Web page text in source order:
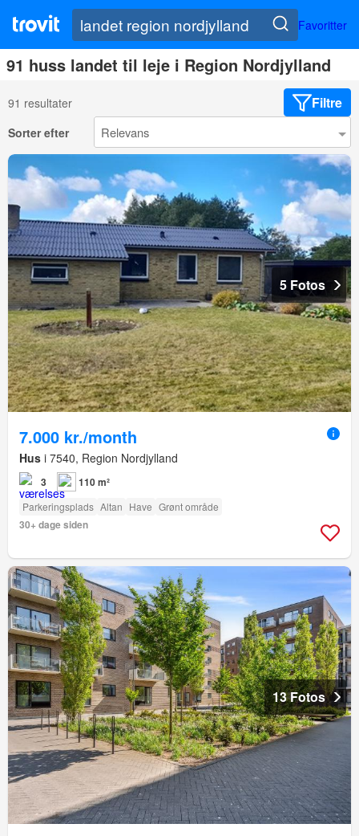
Favoritter
91 huss landet til leje i Region Nordjylland
91 resultater Filtre
Sorter efter
5 Fotos
7.000 kr./month
Hus i 7540, Region Nordjylland
3 110 m²
Parkeringsplads Altan Have Grønt område
30+ dage siden
13 Fotos